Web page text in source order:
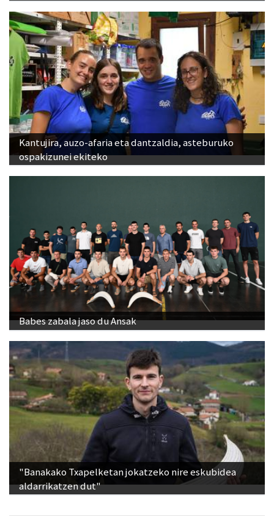
Kantujira, auzo-afaria eta dantzaldia, asteburuko
ospakizunei ekiteko
Babes zabala jaso du Ansak
"Banakako Txapelketan jokatzeko nire eskubidea
aldarrikatzen dut"